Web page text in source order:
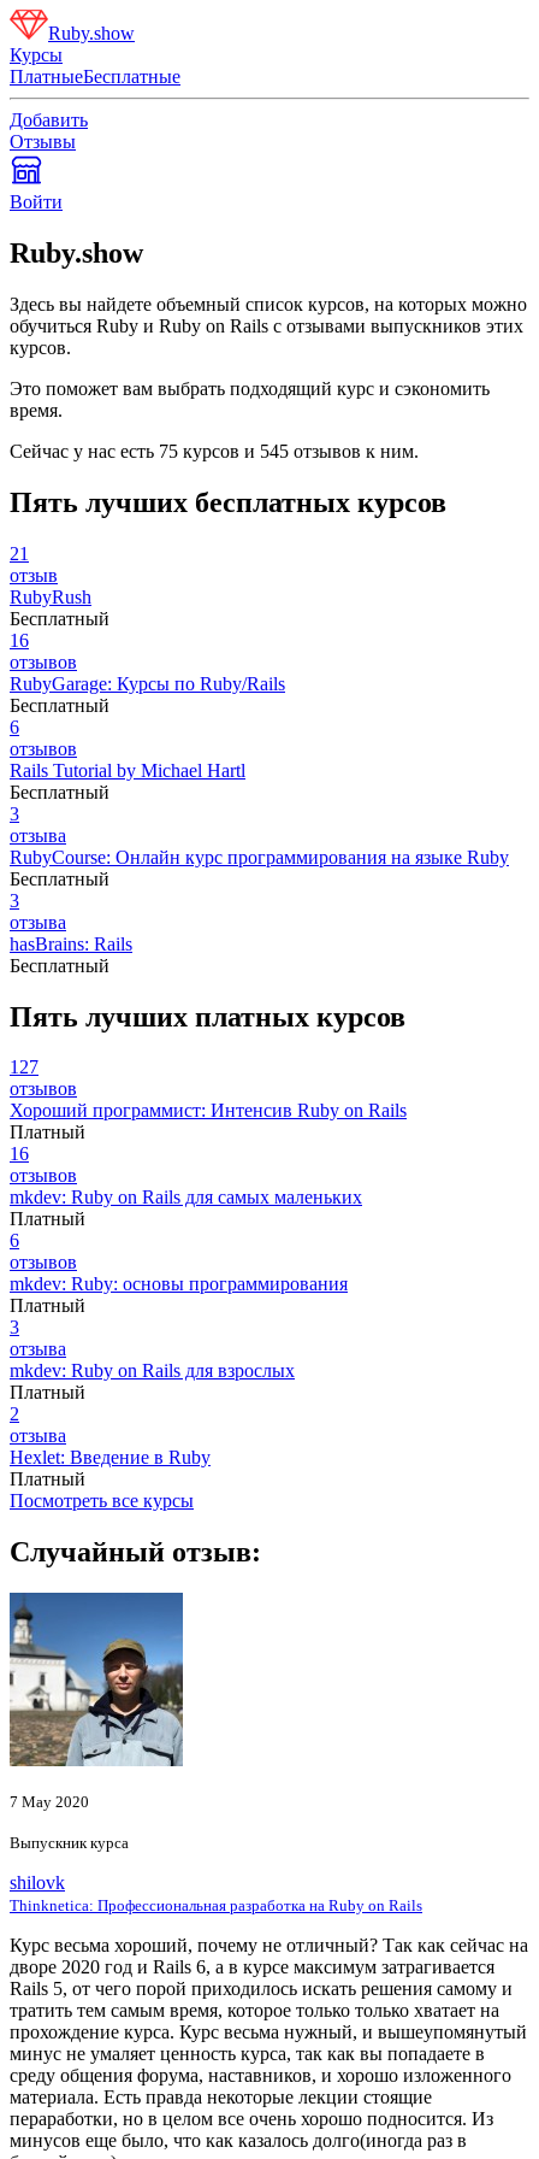
Ruby.show
Курсы
ПлатныеБесплатные
Добавить
Отзывы
Войти
Ruby.show
Здесь вы найдете объемный список курсов, на которых можно
обучиться Ruby и Ruby on Rails с отзывами выпускников этих
курсов.
Это поможет вам выбрать подходящий курс и сэкономить
время.
Сейчас у нас есть 75 курсов и 545 отзывов к ним.
Пять лучших бесплатных курсов
21
отзыв
RubyRush
Бесплатный
16
отзывов
RubyGarage: Курсы по Ruby/Rails
Бесплатный
6
отзывов
Rails Tutorial by Michael Hartl
Бесплатный
3
отзыва
RubyCourse: Онлайн курс программирования на языке Ruby
Бесплатный
3
отзыва
hasBrains: Rails
Бесплатный
Пять лучших платных курсов
127
отзывов
Хороший программист: Интенсив Ruby on Rails
Платный
16
отзывов
mkdev: Ruby on Rails для самых маленьких
Платный
6
отзывов
mkdev: Ruby: основы программирования
Платный
3
отзыва
mkdev: Ruby on Rails для взрослых
Платный
2
отзыва
Hexlet: Введение в Ruby
Платный
Посмотреть все курсы
Случайный отзыв:
7 May 2020
Выпускник курса
shilovk
Thinknetica: Профессиональная разработка на Ruby on Rails
Курс весьма хороший, почему не отличный? Так как сейчас на
дворе 2020 год и Rails 6, а в курсе максимум затрагивается
Rails 5, от чего порой приходилось искать решения самому и
тратить тем самым время, которое только только хватает на
прохождение курса. Курс весьма нужный, и вышеупомянутый
минус не умаляет ценность курса, так как вы попадаете в
среду общения форума, наставников, и хорошо изложенного
материала. Есть правда некоторые лекции стоящие
пераработки, но в целом все очень хорошо подносится. Из
минусов еще было, что как казалось долго(иногда раз в